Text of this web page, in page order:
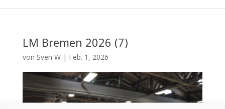
LM Bremen 2026 (7)
von Sven W| Feb. 1, 2026